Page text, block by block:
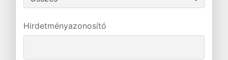
Hirdetményazonosító